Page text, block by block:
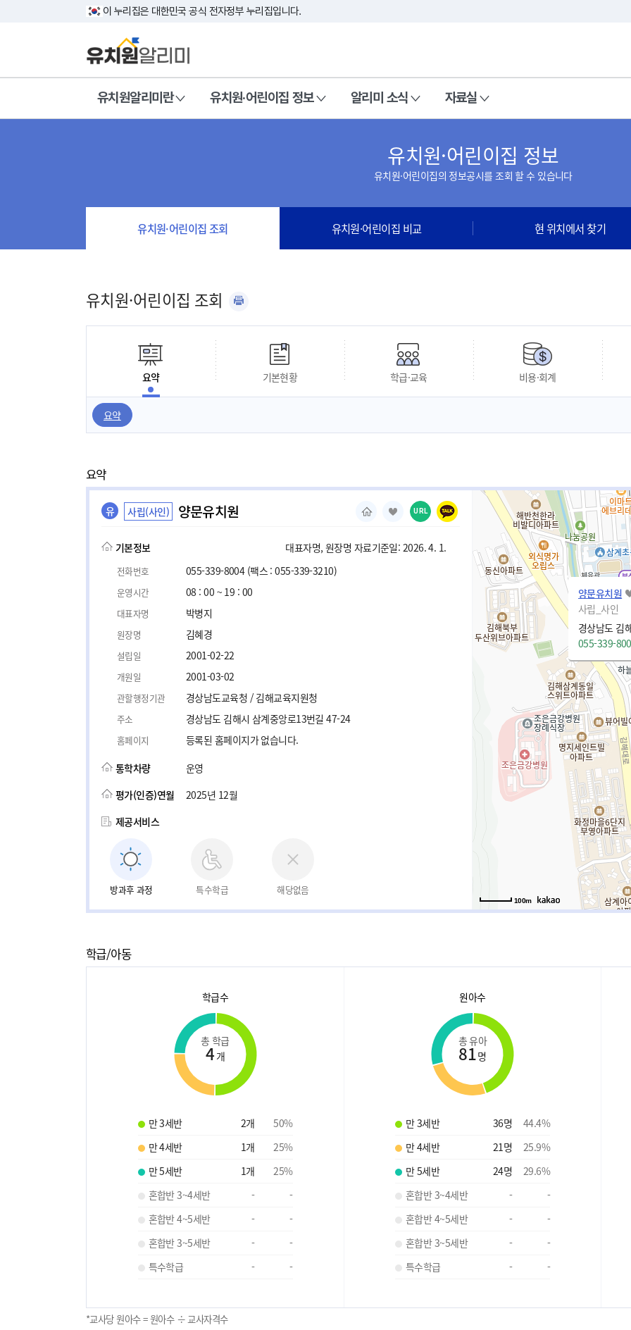
이 누리집은 대한민국 공식 전자정부 누리집입니다.
유치원알리미란 유치원·어린이집 정보 알리미 소식 자료실
유치원·어린이집 정보
유치원·어린이집의 정보공시를 조회 할 수 있습니다
유치원·어린이집 조회 유치원·어린이집 비교 현 위치에서 찾기
유치원·어린이집 조회
요약 기본현황 학급·교육 비용·회계
요약
요약
유 사립(사인) 양문유치원 URL
기본정보 대표자명, 원장명 자료기준일: 2026. 4. 1.
전화번호 055-339-8004 (팩스 : 055-339-3210)
운영시간 08 : 00 ~ 19 : 00
대표자명 박병지
원장명 김혜경
설립일 2001-02-22
개원일 2001-03-02
관할행정기관 경상남도교육청 / 김해교육지원청
주소 경상남도 김해시 삼계중앙로13번길 47-24
홈페이지
등록된 홈페이지가 없습니다.
통학차량
운영
평가(인증)연월
2025년 12월
제공서비스
방과후 과정 특수학급 해당없음
양문유치원
사립_사인
경상남도 김
055-339-
100m
학급/아동
학급수
총 학급
4 개
만 3세반 2개 50%
만 4세반
1개 25%
만 5세반
1개 25%
혼합반 3~4세반
-
-
혼합반 4~5세반
-
-
혼합반 3~5세반
-
-
특수학급
- -
원아수
총 유아
81명
만 3세반 36명 44.4%
만 4세반
21 명 25.9%
만 5세반
24명 29.6%
혼합반 3~4세반
-
-
혼합반 4~5세반
-
-
혼합반 3~5세반
-
-
특수학급
- -
*교사당 원아수 = 원아수 ÷ 교사자격수